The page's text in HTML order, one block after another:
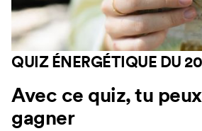
QUIZ ÉNERGÉTIQUE DU
Avec ce quiz, tu
gagner